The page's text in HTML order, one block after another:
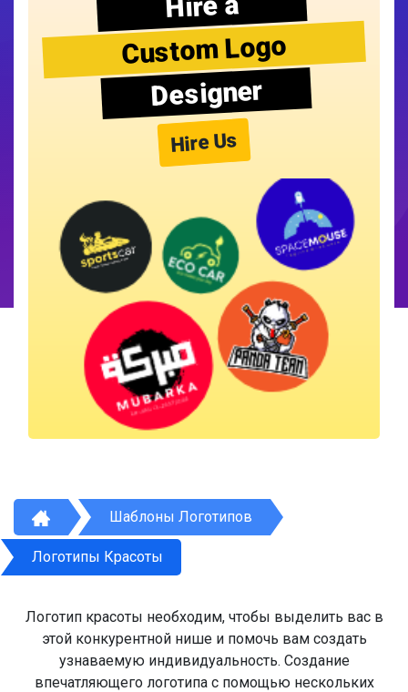
Custom Logo
Designer
Hire Us
Шаблоны Логотипов
Логотипы Красоты
Логотип красоты необходим, чтобы выделить вас в
этой конкурентной нише и помочь вам создать
узнаваемую индивидуальность. Создание
впечатляющего логотипа с помощью нескольких